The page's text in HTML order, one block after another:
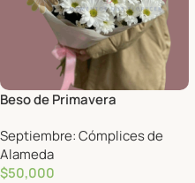
Beso de Primavera
Septiembre: Cómplices de
Alameda
$50,000